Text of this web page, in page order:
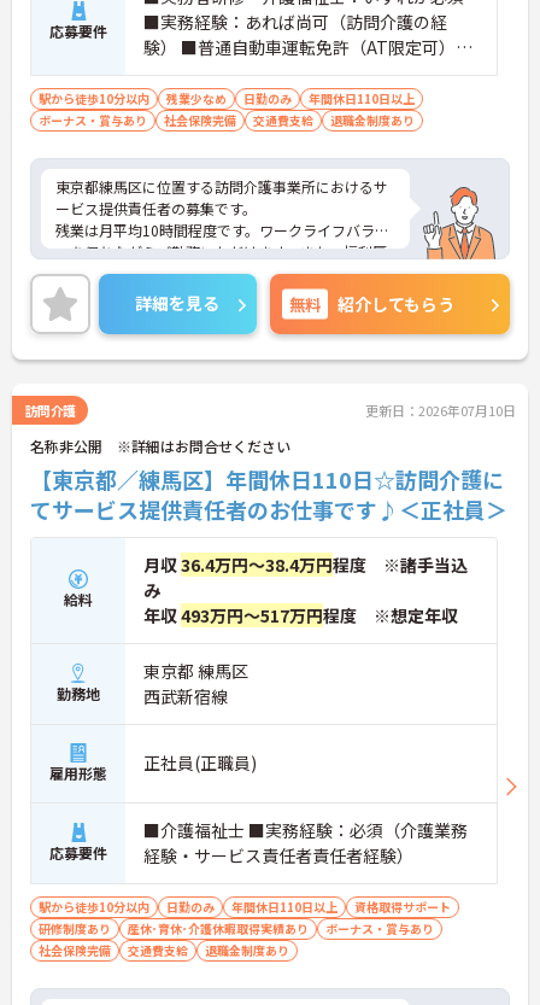
応募要件
■実務経験：あれば尚可（訪問介護の経
験） ■普通自動車運転免許（AT限定可）：
あれば尚可
駅から徒歩10分以内 残業少なめ 日勤のみ
年間休日110日以上
ボーナス・賞与あり
社会保険完備 交通費支給 退職金制度あり
東京都練馬区に位置する訪問介護事業所におけるサ
ービス提供責任者の募集です。
残業は月平均10時間程度です。ワークライフバラン
スを保ちながらご勤務いただけます。また、福利厚
生が充実しています。働きやすい環境が整ってお
り、安心して長くご勤務いただけます。
ご興味のある方には、面接対策ポイントなど、さら
に詳細をご案内しますのでお気軽にご相談くださ
い！
詳細を見る 無料 紹介してもらう
訪問介護 更新日：2026年07月10日
名称非公開 ※詳細はお問合せください
【東京都／練馬区】年間休日110日☆訪問介護に
てサービス提供責任者のお仕事です♪＜正社員＞
給料
月収36.4万円～38.4万円程度 ※諸手当込
み
年収493万円～517万円程度 ※想定年収
勤務地
東京都 練馬区
西武新宿線
雇用形態 正社員(正職員)
応募要件
■介護福祉士 ■実務経験：必須（介護業務
経験・サービス責任者責任者経験）
駅から徒歩10分以内 日勤のみ 年間休日110日以上
資格取得サポート
研修制度あり
産休･育休･介護休暇取得実績あり
ボーナス・賞与あり
社会保険完備
交通費支給 退職金制度あり